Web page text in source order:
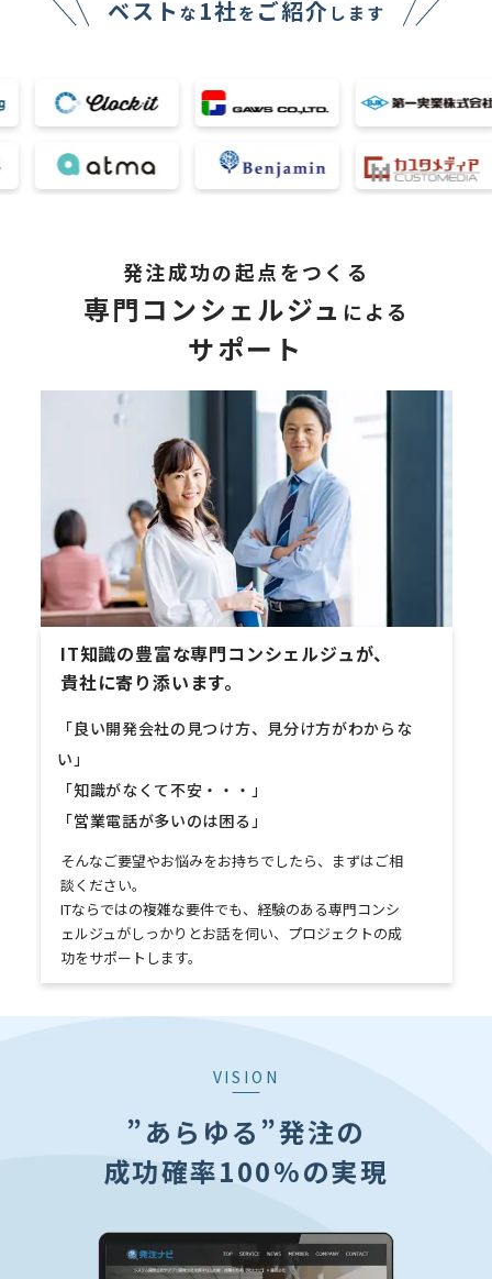
ベスト な 1社を ご紹介 します
発注成功の起点をつくる
専門コンシェルジュ による
サポート
IT知識の豊富な専門コンシェルジュが、
貴社に寄り添います。
「良い開発会社の見つけ方、見分け方がわからな
い」
「知識がなくて不安・・・」
「営業電話が多いのは困る」
そんなご要望やお悩みをお持ちでしたら、まずはご相
談ください。
ITならではの複雑な要件でも、経験のある専門コンシ
ェルジュがしっかりとお話を伺い、プロジェクトの成
功をサポートします。
VISION
”あらゆる”発注の
成功確率100%の実現